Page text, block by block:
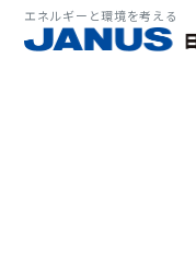
エネルギーと環境を考える